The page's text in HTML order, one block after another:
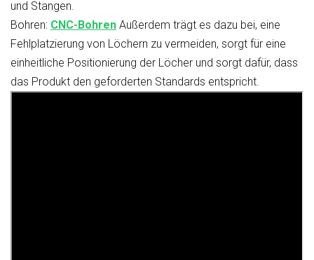
und Stangen.
Bohren: CNC-Bohren Außerdem trägt es dazu bei, eine
Fehlplatzierung von Löchern zu vermeiden, sorgt für eine
einheitliche Positionierung der Löcher und sorgt dafür, dass
das Produkt den geforderten Standards entspricht.